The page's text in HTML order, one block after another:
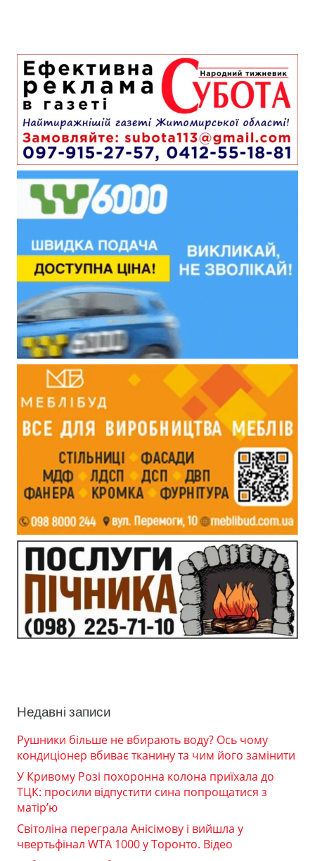
Недавні записи
Рушники більше не вбирають воду? Ось чому
кондиціонер вбиває тканину та чим його замінити
У Кривому Розі похоронна колона приїхала до
ТЦК: просили відпустити сина попрощатися з
матір’ю
Світоліна переграла Анісімову і вийшла у
чвертьфінал WTA 1000 у Торонто. Відео